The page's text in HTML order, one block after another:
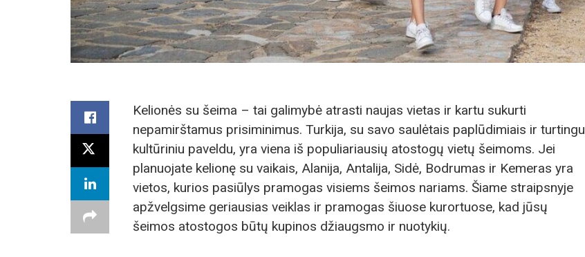
Kelionės su šeima – tai galimybė atrasti naujas vietas ir kartu sukurti
nepamirštamus prisiminimus. Turkija, su savo saulėtais paplūdimiais ir turtingu
kultūriniu paveldu, yra viena iš populiariausių atostogų vietų šeimoms. Jei
planuojate kelionę su vaikais, Alanija, Antalija, Sidė, Bodrumas ir Kemeras yra
vietos, kurios pasiūlys pramogas visiems šeimos nariams. Šiame straipsnyje
apžvelgsime geriausias veiklas ir pramogas šiuose kurortuose, kad jūsų
šeimos atostogos būtų kupinos džiaugsmo ir nuotykių.